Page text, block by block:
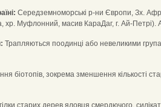
Середземноморські р-ни Європи, Зх.
хр. Муфлонний, масив КараДаг, г. Ай-Петрі).
Трапляються поодинці або невеликими
біотопів, зокрема зменшення кількості
старих дерев яловця смердючого,